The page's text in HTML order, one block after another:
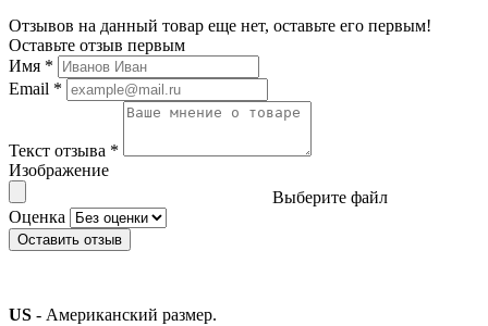
Отзывов на данный товар еще нет, оставьте его первым!
Оставьте отзыв первым
Имя *
Email *
Текст отзыва *
Изображение
Выберите файл
Оценка
Оставить отзыв
US - Американский размер.